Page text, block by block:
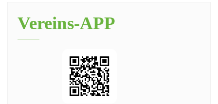
Vereins-APP